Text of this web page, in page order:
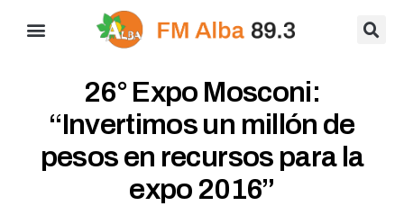
26° Expo Mosconi:
“Invertimos un millón de
pesos en recursos para la
expo 2016”